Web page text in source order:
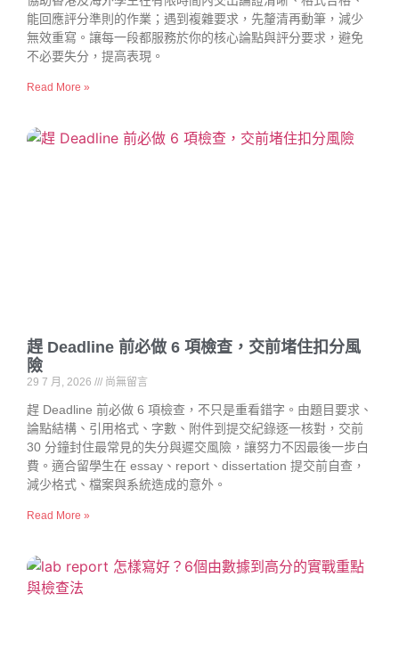
能回應評分準則的作業；遇到複雜要求，先釐清再動筆，減少
無效重寫。讓每一段都服務於你的核心論點與評分要求，避免
不必要失分，提高表現。
Read More »
趕 Deadline 前必做 6 項檢查，交前堵住扣分風
險
29 7 月, 2026 尚無留言
趕 Deadline 前必做 6 項檢查，不只是重看錯字。由題目要求、
論點結構、引用格式、字數、附件到提交紀錄逐一核對，交前
30 分鐘封住最常見的失分與遲交風險，讓努力不因最後一步白
費。適合留學生在 essay、report、dissertation 提交前自查，
減少格式、檔案與系統造成的意外。
Read More »